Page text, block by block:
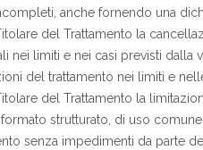
anche fornendo una
del Trattamento la
nei limiti e nei casi previsti
del trattamento nei limiti e
del Trattamento la
strutturato, di uso
senza impedimenti da parte